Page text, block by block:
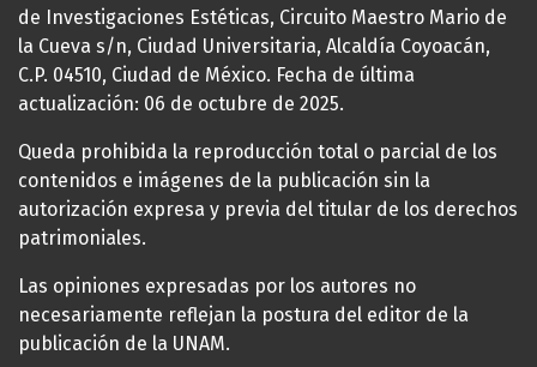
de Investigaciones Estéticas, Circuito Maestro Mario de
la Cueva s/n, Ciudad Universitaria, Alcaldía Coyoacán,
C.P. 04510, Ciudad de México. Fecha de última
actualización: 06 de octubre de 2025.
Queda prohibida la reproducción total o parcial de los
contenidos e imágenes de la publicación sin la
autorización expresa y previa del titular de los derechos
patrimoniales.
Las opiniones expresadas por los autores no
necesariamente reflejan la postura del editor de la
publicación de la UNAM.